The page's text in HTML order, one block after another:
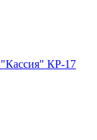
"Кассия" КР-17